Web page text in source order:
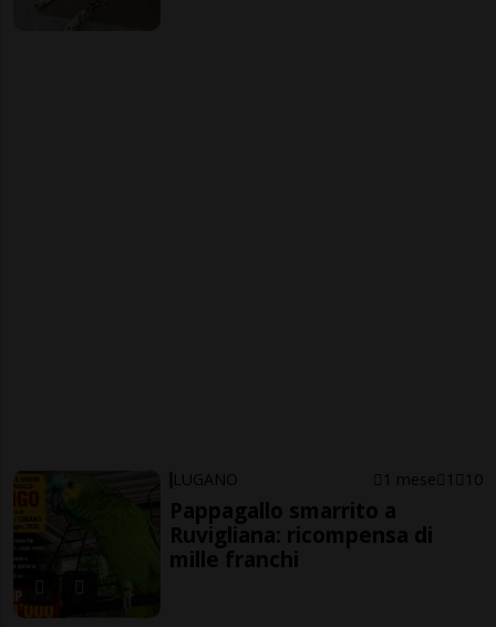
LUGANO 1 mese 1 10
Pappagallo smarrito a
Ruvigliana: ricompensa di
mille franchi